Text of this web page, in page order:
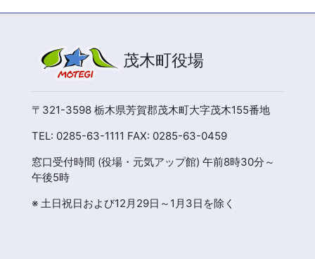
茂木町役場
〒321-3598 栃木県芳賀郡茂木町大字茂木155番地
TEL: 0285-63-1111 FAX: 0285-63-0459
窓口受付時間 (役場・元気アップ館) 午前8時30分～
午後5時
※ 土日祝日および12月29日～1月3日を除く